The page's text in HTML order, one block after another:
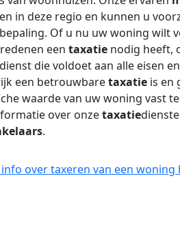
in deze regio en kunnen u
Of u nu uw woning wilt
een taxatie nodig heeft,
dienst die voldoet aan alle eisen
een betrouwbaretaxatie is en
waarde van uw woning vast
over onzetaxatie
.
over taxeren van een woning